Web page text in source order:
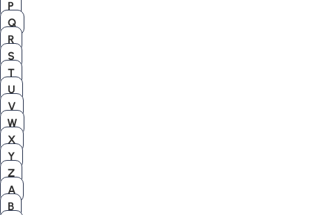
P
Q
R
S
T
U
V
W
X
Y
Z
A
B